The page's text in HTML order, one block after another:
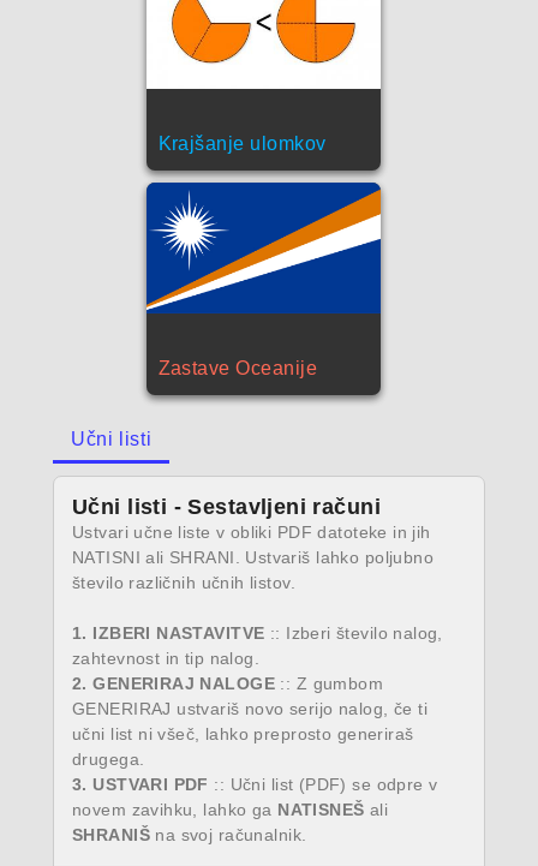
Krajšanje ulomkov
Zastave Oceanije
Učni listi
Učni listi - Sestavljeni računi
Ustvari učne liste v obliki PDF datoteke in jih
NATISNI ali SHRANI. Ustvariš lahko poljubno
število različnih učnih listov.
1. IZBERI NASTAVITVE :: Izberi število nalog,
zahtevnost in tip nalog.
2. GENERIRAJ NALOGE:: Z gumbom
GENERIRAJ ustvariš novo serijo nalog, če ti
učni list ni všeč, lahko preprosto generiraš
drugega.
3. USTVARI PDF :: Učni list (PDF) se odpre v
novem zavihku, lahko ga NATISNEŠ ali
SHRANIŠna svoj računalnik.